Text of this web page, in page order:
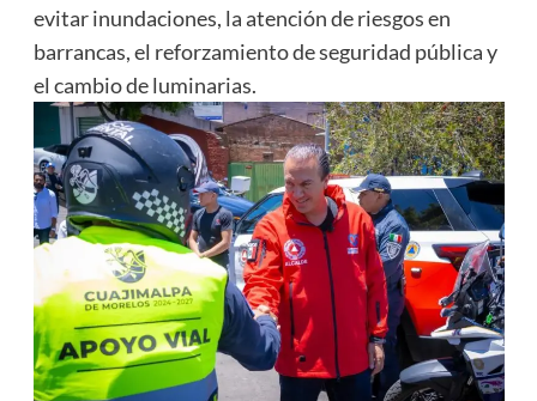
evitar inundaciones, la atención de riesgos en
barrancas, el reforzamiento de seguridad pública y
el cambio de luminarias.